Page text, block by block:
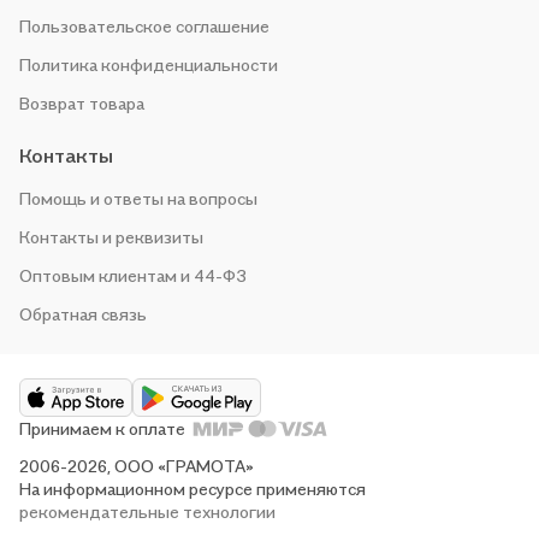
Пользовательское соглашение
Политика конфиденциальности
Возврат товара
Контакты
Помощь и ответы на вопросы
Контакты и реквизиты
Оптовым клиентам и 44-ФЗ
Обратная связь
2006-2026, ООО «ГРАМОТА»
На информационном ресурсе применяются
рекомендательные технологии
Принимаем к оплате